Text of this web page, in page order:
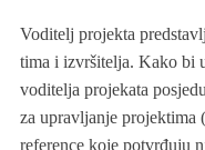
Voditelj projekta
tima i izvršitelja. Kako bi
voditelja projekata
za upravljanje
reference koje potvrđuju